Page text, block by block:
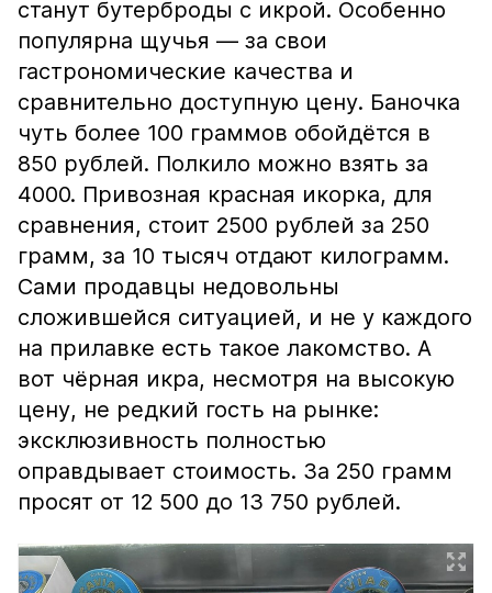
станут бутерброды с икрой. Особенно
популярна щучья — за свои
гастрономические качества и
сравнительно доступную цену. Баночка
чуть более 100 граммов обойдётся в
850 рублей. Полкило можно взять за
4000. Привозная красная икорка, для
сравнения, стоит 2500 рублей за 250
грамм, за 10 тысяч отдают килограмм.
Сами продавцы недовольны
сложившейся ситуацией, и не у каждого
на прилавке есть такое лакомство. А
вот чёрная икра, несмотря на высокую
цену, не редкий гость на рынке:
эксклюзивность полностью
оправдывает стоимость. За 250 грамм
просят от 12 500 до 13 750 рублей.